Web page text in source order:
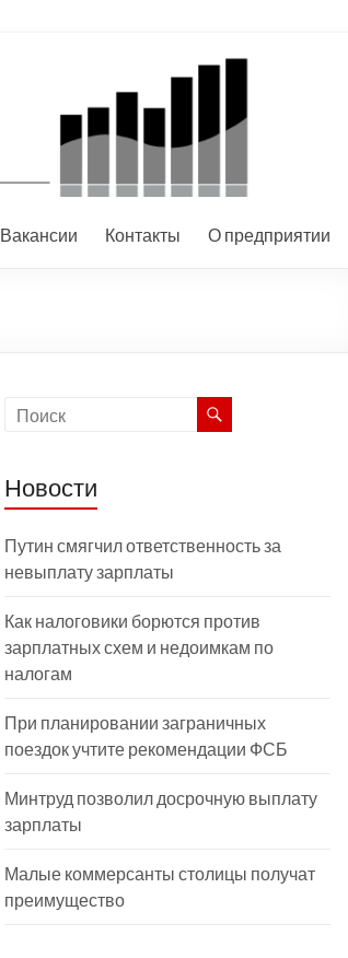
Вакансии Контакты О предприятии
Новости
Путин смягчил ответственность за
невыплату зарплаты
Как налоговики борются против
зарплатных схем и недоимкам по
налогам
При планировании заграничных
поездок учтите рекомендации ФСБ
Минтруд позволил досрочную выплату
зарплаты
Малые коммерсанты столицы получат
преимущество